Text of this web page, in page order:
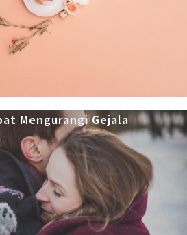
Mengurangi Gejala